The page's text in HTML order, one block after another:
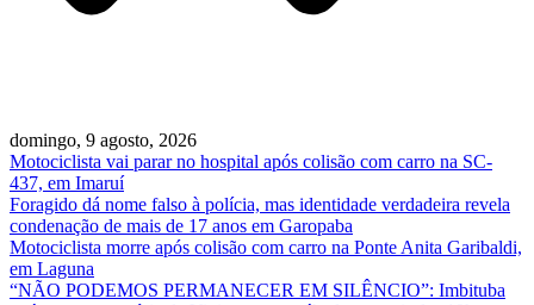
domingo, 9 agosto, 2026
Motociclista vai parar no hospital após colisão com carro na SC-
437, em Imaruí
Foragido dá nome falso à polícia, mas identidade verdadeira revela
condenação de mais de 17 anos em Garopaba
Motociclista morre após colisão com carro na Ponte Anita Garibaldi,
em Laguna
“NÃO PODEMOS PERMANECER EM SILÊNCIO”: Imbituba